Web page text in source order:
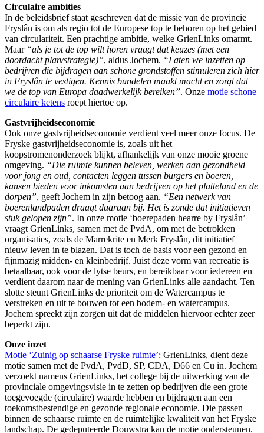
Circulaire ambities
In de beleidsbrief staat geschreven dat de missie van de provincie
Fryslân is om als regio tot de Europese top te behoren op het gebied
van circulariteit. Een prachtige ambitie, welke GrienLinks omarmt.
Maar “als je tot de top wilt horen vraagt dat keuzes (met een
doordacht plan/strategie)”, aldus Jochem. “Laten we inzetten op
bedrijven die bijdragen aan schone grondstoffen stimuleren zich hier
in Fryslân te vestigen. Kennis bundelen maakt macht en zorgt dat
we de top van Europa daadwerkelijk bereiken”. Onze motie schone
circulaire ketens roept hiertoe op.
Gastvrijheidseconomie
Ook onze gastvrijheidseconomie verdient veel meer onze focus. De
Fryske gastvrijheidseconomie is, zoals uit het
koopstromenonderzoek blijkt, afhankelijk van onze mooie groene
omgeving. “Die ruimte kunnen beleven, werken aan gezondheid
voor jong en oud, contacten leggen tussen burgers en boeren,
kansen bieden voor inkomsten aan bedrijven op het platteland en de
dorpen”, geeft Jochem in zijn betoog aan. “Een netwerk van
boerenlandpaden draagt daaraan bij. Het is zonde dat initiatieven
stuk gelopen zijn”. In onze motie ‘boerepaden hearre by Fryslân’
vraagt GrienLinks, samen met de PvdA, om met de betrokken
organisaties, zoals de Marrekrite en Merk Fryslân, dit initiatief
nieuw leven in te blazen. Dat is toch de basis voor een gezond en
fijnmazig midden- en kleinbedrijf. Juist deze vorm van recreatie is
betaalbaar, ook voor de lytse beurs, en bereikbaar voor iedereen en
verdient daarom naar de mening van GrienLinks alle aandacht. Ten
slotte steunt GrienLinks de prioriteit om de Watercampus te
verstreken en uit te bouwen tot een bodem- en watercampus.
Jochem spreekt zijn zorgen uit dat de middelen hiervoor echter zeer
beperkt zijn.
Onze inzet
Motie ‘Zuinig op schaarse Fryske ruimte’: GrienLinks, dient deze
motie samen met de PvdA, PvdD, SP, CDA, D66 en Cu in. Jochem
verzoekt namens GrienLinks, het college bij de uitwerking van de
provinciale omgevingsvisie in te zetten op bedrijven die een grote
toegevoegde (circulaire) waarde hebben en bijdragen aan een
toekomstbestendige en gezonde regionale economie. Die passen
binnen de schaarse ruimte en de ruimtelijke kwaliteit van het Fryske
landschap. De gedeputeerde Douwstra kan de motie ondersteunen.